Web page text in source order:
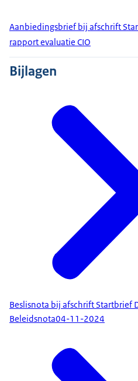
Aanbiedingsbrief bij afschrift
rapport evaluatie CIO
Bijlagen
Beslisnota bij afschrift Startbrief
Beleidsnota04-11-2024